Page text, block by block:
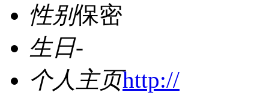
性别保密
生日-
个人主页http://